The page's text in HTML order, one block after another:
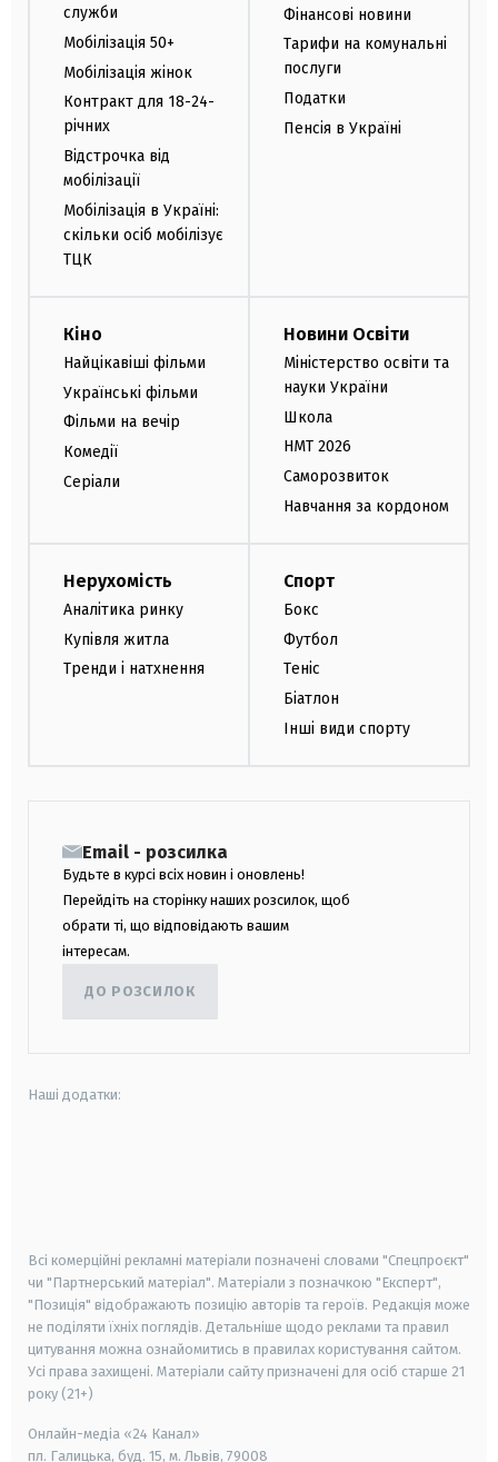
служби
Мобілізація 50+
Мобілізація жінок
Контракт для 18-24-
річних
Відстрочка від
мобілізації
Мобілізація в Україні:
скільки осіб мобілізує
ТЦК
Фінансові новини
Тарифи на комунальні
послуги
Податки
Пенсія в Україні
Кіно
Найцікавіші фільми
Українські фільми
Фільми на вечір
Комедії
Серіали
Новини Освіти
Міністерство освіти та
науки України
Школа
НМТ 2026
Саморозвиток
Навчання за кордоном
Нерухомість
Аналітика ринку
Купівля житла
Тренди і натхнення
Спорт
Бокс
Футбол
Теніс
Біатлон
Інші види спорту
Email - розсилка
Будьте в курсі всіх новин і оновлень!
Перейдіть на сторінку наших розсилок, щоб
обрати ті, що відповідають вашим
інтересам.
ДО РОЗСИЛОК
Наші додатки:
Всі комерційні рекламні матеріали позначені словами "Спецпроєкт"
чи "Партнерський матеріал". Матеріали з позначкою "Експерт",
"Позиція" відображають позицію авторів та героїв. Редакція може
не поділяти їхніх поглядів. Детальніше щодо реклами та правил
цитування можна ознайомитись в правилах користування сайтом.
Усі права захищені. Матеріали сайту призначені для осіб старше 21
року (21+)
Онлайн-медіа «24 Канал»
пл. Галицька, буд. 15, м. Львів, 79008